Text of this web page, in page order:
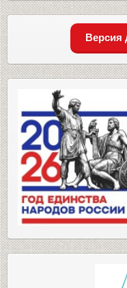
Версия